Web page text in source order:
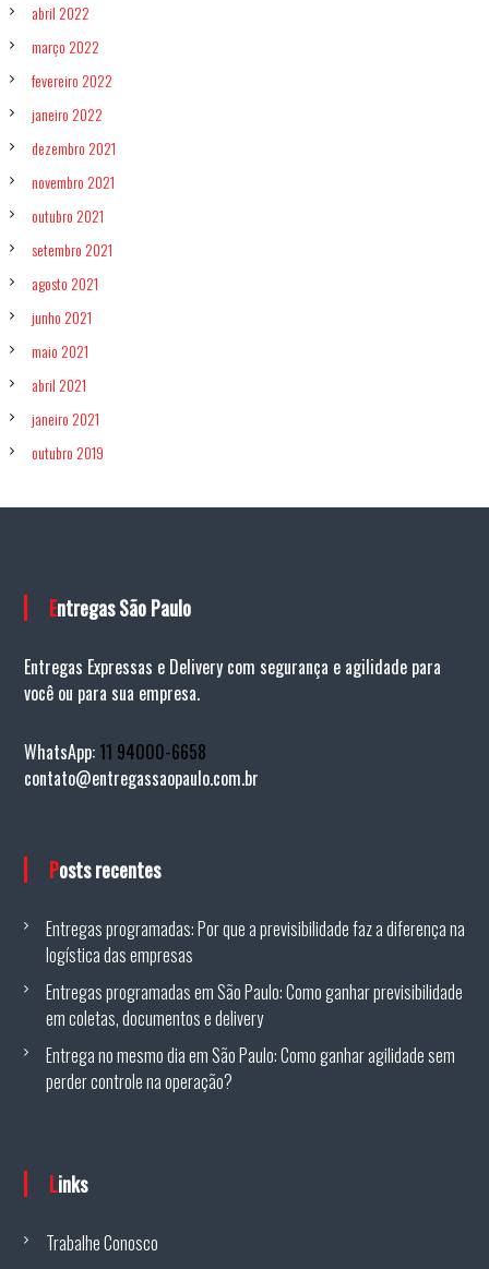
abril 2022
março 2022
fevereiro 2022
janeiro 2022
dezembro 2021
novembro 2021
outubro 2021
setembro 2021
agosto 2021
junho 2021
maio 2021
abril 2021
janeiro 2021
outubro 2019
Entregas São Paulo
Entregas Expressas e Delivery com segurança e agilidade para
você ou para sua empresa.
WhatsApp: 11 94000-6658
contato@entregassaopaulo.com.br
Posts recentes
Entregas programadas: Por que a previsibilidade faz a diferença na
logística das empresas
Entregas programadas em São Paulo: Como ganhar previsibilidade
em coletas, documentos e delivery
Entrega no mesmo dia em São Paulo: Como ganhar agilidade sem
perder controle na operação?
Links
Trabalhe Conosco